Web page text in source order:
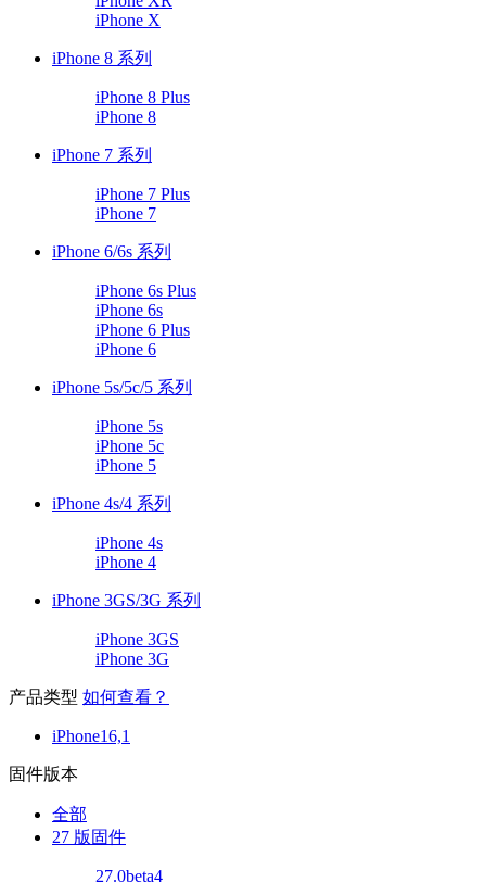
iPhone X
iPhone 8 系列
iPhone 8 Plus
iPhone 8
iPhone 7 系列
iPhone 7 Plus
iPhone 7
iPhone 6/6s 系列
iPhone 6s Plus
iPhone 6s
iPhone 6 Plus
iPhone 6
iPhone 5s/5c/5 系列
iPhone 5s
iPhone 5c
iPhone 5
iPhone 4s/4 系列
iPhone 4s
iPhone 4
iPhone 3GS/3G 系列
iPhone 3GS
iPhone 3G
产品类型 如何查看？
iPhone16,1
固件版本
全部
27 版固件
27.0beta4